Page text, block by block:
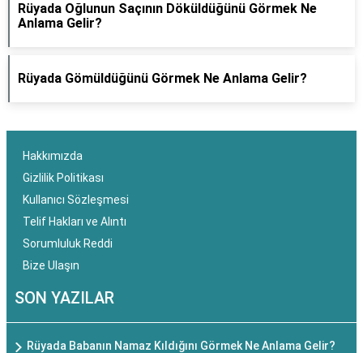
Rüyada Oğlunun Saçının Döküldüğünü Görmek Ne
Anlama Gelir?
Rüyada Gömüldüğünü Görmek Ne Anlama Gelir?
Hakkımızda
Gizlilik Politikası
Kullanıcı Sözleşmesi
Telif Hakları ve Alıntı
Sorumluluk Reddi
Bize Ulaşın
SON YAZILAR
Rüyada Babanın Namaz Kıldığını Görmek Ne Anlama Gelir?